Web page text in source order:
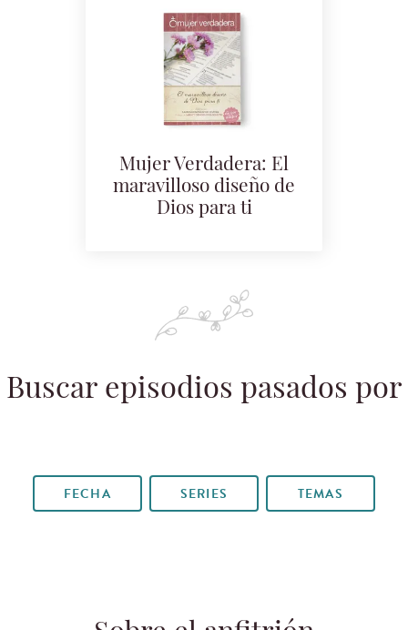
Mujer Verdadera: El
maravilloso diseño de
Dios para ti
Buscar episodios pasados por
FECHA SERIES TEMAS